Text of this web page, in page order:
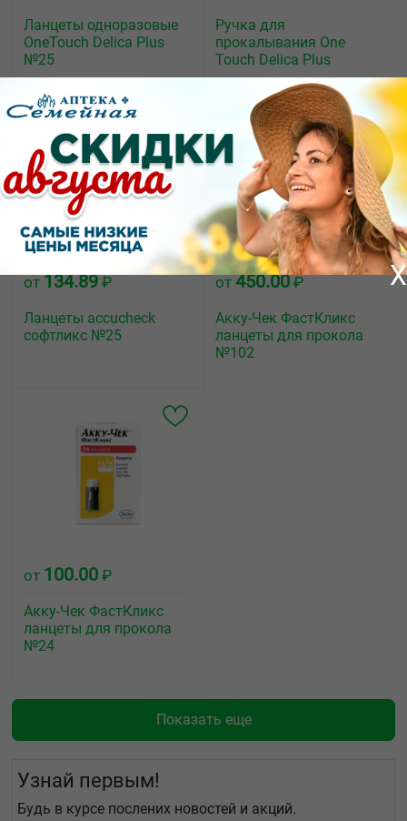
Ланцеты одноразовые
OneTouch Delica Plus
№25
Ручка для
прокалывания One
Touch Delica Plus
от 134.89 ₽
Ланцеты accucheck
софтликс №25
от 450.00 ₽
Акку-Чек ФастКликс
ланцеты для прокола
№102
от 100.00 ₽
Акку-Чек ФастКликс
ланцеты для прокола
№24
Показать еще
Узнай первым!
Будь в курсе послених новостей и акций.
X